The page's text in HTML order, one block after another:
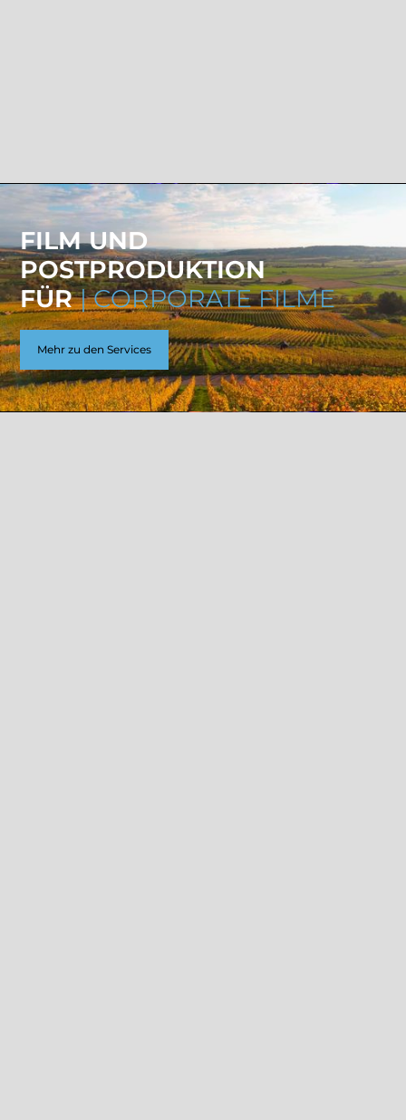
FILM UND
POSTPRODUKTION
FÜR| CORPORATE FILME
Mehr zu den Services